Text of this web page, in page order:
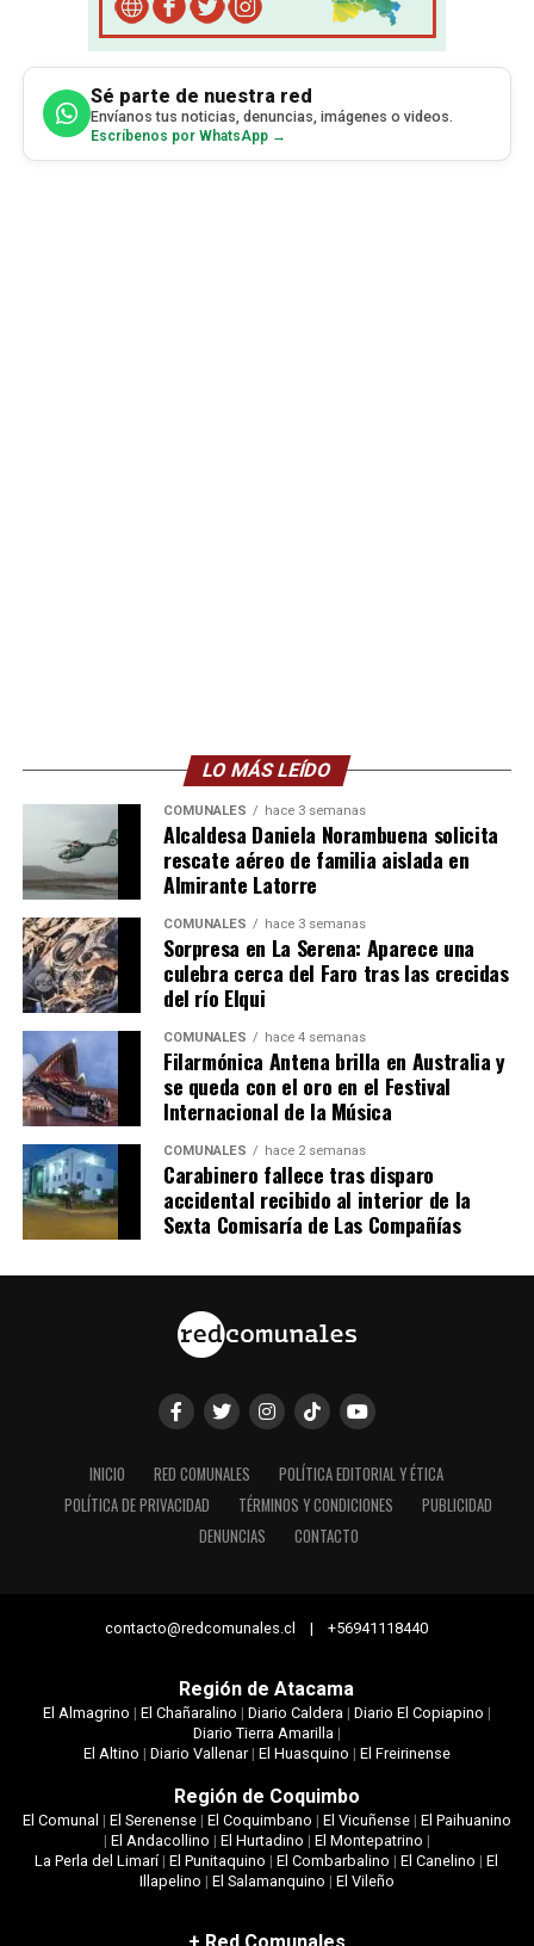
Sé parte de nuestra red
Envíanos tus noticias, denuncias, imágenes o videos.
Escríbenos por WhatsApp →
LO MÁS LEÍDO
COMUNALES hace 3 semanas
Alcaldesa Daniela Norambuena solicita
rescate aéreo de familia aislada en
Almirante Latorre
COMUNALES hace 3 semanas
Sorpresa en La Serena: Aparece una
culebra cerca del Faro tras las crecidas
del río Elqui
COMUNALES hace 4 semanas
Filarmónica Antena brilla en Australia y
se queda con el oro en el Festival
Internacional de la Música
COMUNALES hace 2 semanas
Carabinero fallece tras disparo
accidental recibido al interior de la
Sexta Comisaría de Las Compañías
INICIO RED COMUNALES
POLÍTICA EDITORIAL Y ÉTICA
POLÍTICA DE PRIVACIDAD
TÉRMINOS Y CONDICIONES
PUBLICIDAD
DENUNCIAS
CONTACTO
contacto@redcomunales.cl | +56941118440
Región de Atacama
El Almagrino | El Chañaralino | Diario Caldera| Diario El Copiapino |
Diario Tierra Amarilla|
El Altino | Diario Vallenar| El Huasquino | El Freirinense
Región de Coquimbo
El Comunal | El Serenense| El Coquimbano | El Vicuñense| El Paihuanino
| El Andacollino | El Hurtadino | El Montepatrino |
La Perla del Limarí|El Punitaquino |El Combarbalino |El Canelino |El
Illapelino | El Salamanquino | El Vileño